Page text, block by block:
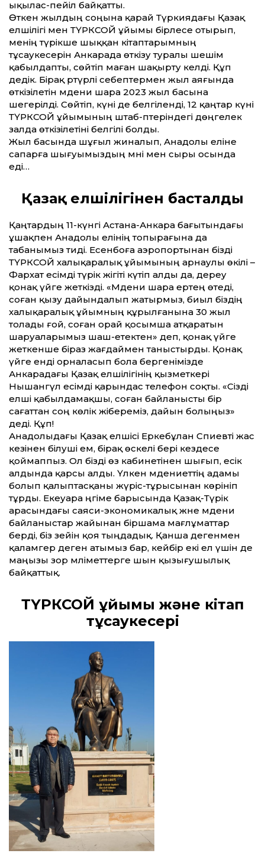
ықылас-пейіл байқатты.
Өткен жылдың соңына қарай Түркиядағы Қазақ
елшілігі мен ТҮРКСОЙ ұйымы бірлесе отырып,
менің түрікше шыққан кітаптарымның
тұсаукесерін Анкарада өткізу туралы шешім
қабылдапты, сөйтіп маған шақырту келді. Құп
дедік. Бірақ әртүрлі себептермен жыл аяғында
өткізілетін мәдени шара 2023 жыл басына
шегерілді. Сөйтіп, күні де белгіленді, 12 қаңтар күні
ТҮРКСОЙ ұйымының штаб-пәтеріндегі дөңгелек
залда өткізілетіні белгілі болды.
Жыл басында шұғыл жиналып, Анадолы еліне
сапарға шығуымыздың мәні мен сыры осында
еді…
Қазақ елшілігінен басталды
Қаңтардың 11-күнгі Астана-Анкара бағытындағы
ұшақпен Анадолы елінің топырағына да
табанымыз тиді. Есенбоға аэропортынан бізді
ТҮРКСОЙ халықаралық ұйымының арнаулы өкілі –
Фархат есімді түрік жігіті күтіп алды да, дереу
қонақ үйге жеткізді. «Мәдени шара ертең өтеді,
соған қызу дайындалып жатырмыз, биыл біздің
халықаралық ұйымның құрылғанына 30 жыл
толады ғой, соған орай қосымша атқаратын
шаруаларымыз шаш-етектен» деп, қонақ үйге
жеткенше біраз жағдаймен таныстырды. Қонақ
үйге енді орналасып бола бергенімізде
Анкарадағы Қазақ елшілігінің қызметкері
Нышангүл есімді қарындас телефон соқты. «Сізді
елші қабылдамақшы, соған байланысты бір
сағаттан соң көлік жібереміз, дайын болыңыз»
деді. Құп!
Анадолыдағы Қазақ елшісі Еркебұлан Сәпиевті жас
кезінен білуші ем, бірақ өскелі бері кездесе
қоймап­пыз. Ол бізді өз кабинетінен шығып, есік
алдында қарсы алды. Үлкен мәдениеттің адамы
болып қалыптасқаны жүріс-тұрысынан көрініп
тұрды. Екеу­ара әңгіме барысында Қазақ-Түрік
арасындағы саяси-экономикалық және мәдени
байланыстар жайынан біршама мағлұматтар
берді, біз зейін қоя тыңдадық. Қанша дегенмен
қаламгер деген атымыз бар, кейбір екі ел үшін де
маңызы зор мәліметтерге шын қызығушылық
байқаттық.
ТҮРКСОЙ ұйымы және кітап
тұсаукесері